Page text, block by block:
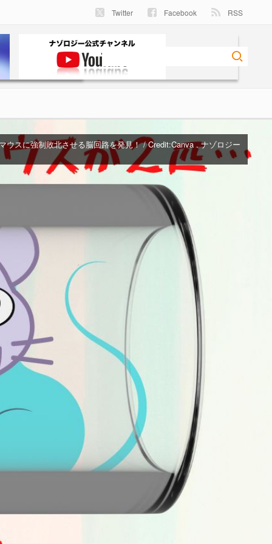
Twitter Facebook RSS
ウスに強制敗北させる脳回路を発見！ / Credit:Canva . ナゾロジー